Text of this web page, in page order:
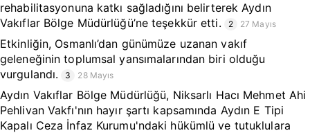
rehabilitasyonuna katkı sağladığını belirterek Aydın
Vakıflar Bölge Müdürlüğü’ne teşekkür etti.
2 27 Mayıs
Etkinliğin, Osmanlı’dan günümüze uzanan vakıf
geleneğinin toplumsal yansımalarından biri olduğu
vurgulandı.
3 28 Mayıs
Aydın Vakıflar Bölge Müdürlüğü, Niksarlı Hacı Mehmet Ahi
Pehlivan Vakfı'nın hayır şartı kapsamında Aydın E Tipi
Kapalı Ceza İnfaz Kurumu'ndaki hükümlü ve tutuklulara